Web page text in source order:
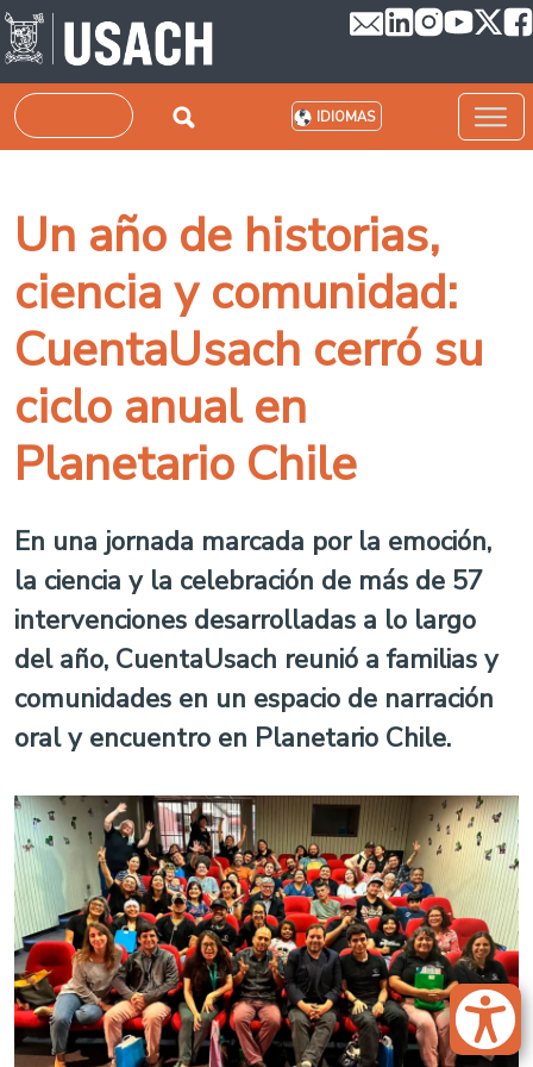
Pasar al contenido principal
Buscar IDIOMAS
Un año de historias,
ciencia y comunidad:
CuentaUsach cerró su
ciclo anual en
Planetario Chile
En una jornada marcada por la emoción,
la ciencia y la celebración de más de 57
intervenciones desarrolladas a lo largo
del año, CuentaUsach reunió a familias y
comunidades en un espacio de narración
oral y encuentro en Planetario Chile.